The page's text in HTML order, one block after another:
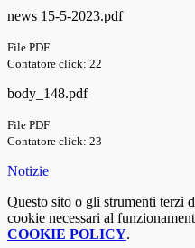
news 15-5-2023.pdf
File PDF
Contatore click: 22
body_148.pdf
File PDF
Contatore click: 23
Notizie
Questo sito o gli strumenti terzi
cookie necessari al
COOKIE POLICY.